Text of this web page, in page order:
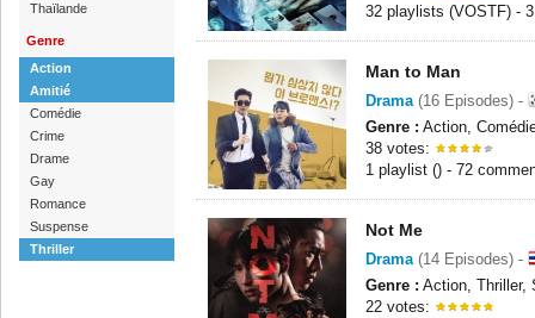
Thaïlande
Genre
Action
Amitié
Comédie
Crime
Drame
Gay
Romance
Suspense
Thriller
32 playlists (VOSTF) -
Man to Man
Drama(16 Episodes) -
Genre : Action,
38 votes:
1 playlist () - 72
Not Me
Drama(14 Episodes) -
Genre : Action, Thriller,
22 votes: